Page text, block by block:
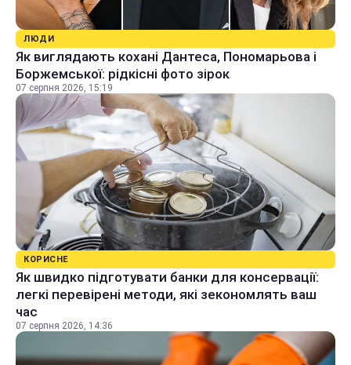
ЛЮДИ
Як виглядають кохані Дантеса, Пономарьова і
Боржемської: рідкісні фото зірок
07 серпня 2026, 15:19
КОРИСНЕ
Як швидко підготувати банки для консервації:
легкі перевірені методи, які зекономлять ваш
час
07 серпня 2026, 14:36